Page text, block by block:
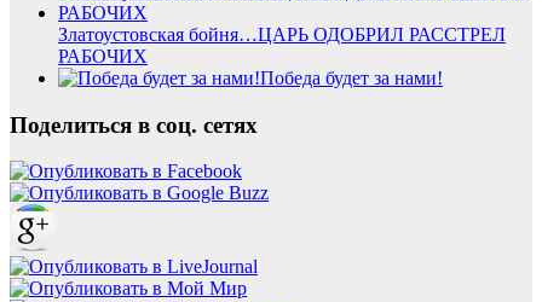
Златоустовская бойня…ЦАРЬ ОДОБРИЛ РАССТРЕЛ
РАБОЧИХ
Победа будет за нами!
Поделиться в соц. сетях